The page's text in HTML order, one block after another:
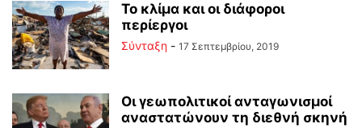
Το κλίμα και οι διάφοροι
περίεργοι
Σύνταξη - 17 Σεπτεμβρίου, 2019
Οι γεωπολιτικοί ανταγωνισμοί
αναστατώνουν τη διεθνή σκηνή